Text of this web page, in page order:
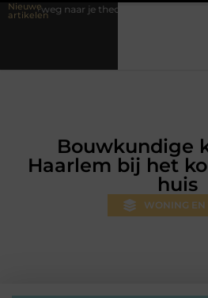
Nieuwe
artikelen
je theorie-examen
Bouwkundige
Haarlem bij het
huis
WONING EN